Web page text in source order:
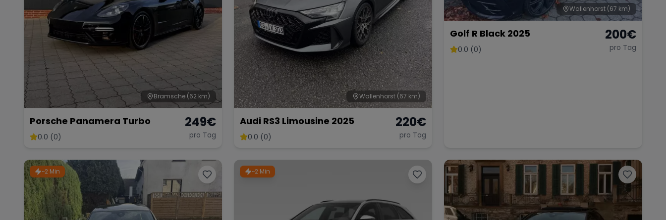
Bramsche (62 km)
Porsche Panamera Turbo
0.0 (0)
249€
pro Tag
Wallenhorst (67 km)
Audi RS3 Limousine 2025
0.0 (0)
220€
pro Tag
Wallenhorst (67 km)
Golf R Black 2025
0.0 (0)
200€
pro Tag
~2 Min ~2 Min